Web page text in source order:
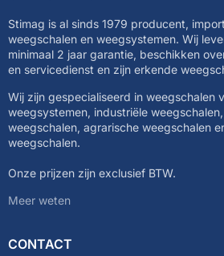
Stimag is al sinds 1979 producent,
weegschalen en weegsystemen. Wij
minimaal 2 jaar garantie, beschikken
en servicedienst en zijn erkende
Wij zijn gespecialiseerd in weegschalen
weegsystemen, industriële
weegschalen, agrarische weegschalen
weegschalen.
Onze prijzen zijn exclusief BTW.
Meer weten
CONTACT